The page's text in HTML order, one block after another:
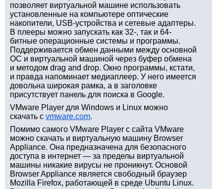
позволяет виртуальной машине использовать
установленные на компьютере оптические
накопители, USB-устройства и сетевые адаптеры.
В плееры можно запускать как 32-, так и 64-
битные операционные системы и программы.
Поддерживается обмен данными между основной
ОС и виртуальной машиной через буфер обмена
и методом drag and drop. Окно программы, кстати,
и правда напоминает медиаплеер. У него имеется
довольна широкая рамка, а в заголовке
присутствует панель для поиска в Google.
VMware Player для Windows и Linux можно
скачать с vmware.com.
Помимо самого VMware Player с сайта VMware
можно скачать и виртуальную машину Browser
Appliance. Она предназначена для безопасного
доступа в интернет — за пределы виртуальной
машины никакие вирусы не проникнут. Основой
Browser Appliance является свободный браузер
Mozilla Firefox, работающей в среде Ubuntu Linux.